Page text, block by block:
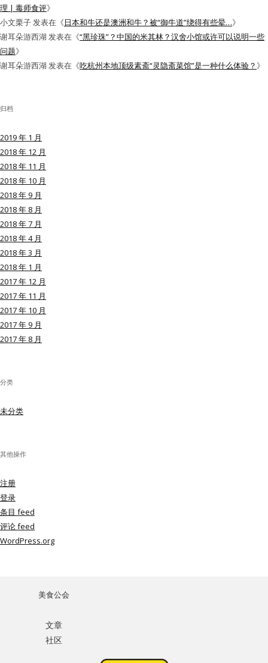
用户名或Email
密码
记住我的登录状态
理 | 毒师食评》
小文栗子发表在《日本和牛还是澳洲和牛？被“御牛道”绕得有些晕…》
谢耳朵游西湖 发表在《“黑珍珠”？中国的米其林？汉舍小馆或许可以说明一些
问题》
谢耳朵游西湖 发表在《吃杭州本地顶级素斋“灵隐斋菜馆”是一种什么体验？ 》
归档
2019 年 1 月
2018 年 12 月
2018 年 11 月
2018 年 10 月
2018 年 9 月
2018 年 8 月
2018 年 7 月
2018 年 4 月
2018 年 3 月
2018 年 1 月
2017 年 12 月
2017 年 11 月
2017 年 10 月
2017 年 9 月
2017 年 8 月
分类
未分类
其他操作
注册
登录
条目 feed
评论 feed
WordPress.org
美食公会
文章
社区